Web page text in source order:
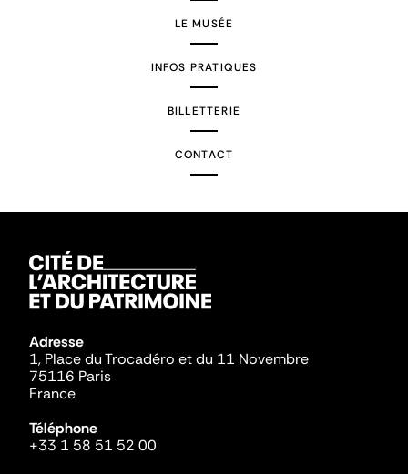
LE MUSÉE
INFOS PRATIQUES
BILLETTERIE
CONTACT
Adresse
1, Place du Trocadéro et du 11 Novembre
75116 Paris
France
Téléphone
+33 1 58 51 52 00